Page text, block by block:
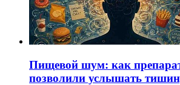
Пищевой шум: как
позволили услышать